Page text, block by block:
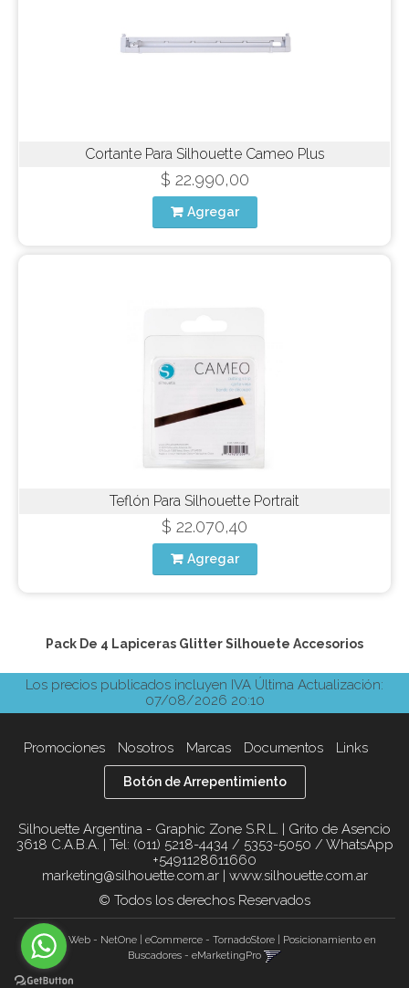
Cortante Para Silhouette Cameo Plus
$ 22.990,00
Agregar
Teflón Para Silhouette Portrait
$ 22.070,40
Agregar
Pack De 4 Lapiceras Glitter Silhouete Accesorios
Los precios publicados incluyen IVA Última Actualización:
07/08/2026 20:10
Promociones Nosotros Marcas Documentos Links
Botón de Arrepentimiento
Silhouette Argentina - Graphic Zone S.R.L. | Grito de Asencio
3618 C.A.B.A. | Tel: (011) 5218-4434 / 5353-5050 / WhatsApp
+5491128611660
marketing@silhouette.com.ar| www.silhouette.com.ar
© Todos los derechos Reservados
Diseño Web - NetOne| eCommerce - TornadoStore|
Posicionamiento en
Buscadores - eMarketingPro